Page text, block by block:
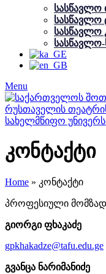
სასწავლო
სასწავლო
სასწავლო
სასწავლო-
Menu
კონტაქტი
Home » კონტაქტი
პროფესიული
გიორგი ფხაკაძე
gpkhakadze@tafu.edu.ge
გვანცა ნარიმანიძე